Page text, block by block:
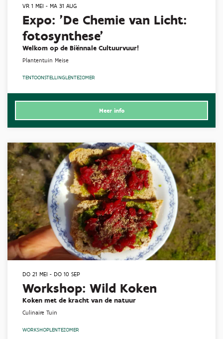
Expo: 'De Chemie van Licht:
fotosynthese'
Welkom op de Biënnale Cultuurvuur!
VR 1 MEI - MA 31 AUG
Plantentuin Meise
TENTOONSTELLINGLENTEZOMER
Meer info
Workshop: Wild Koken
Koken met de kracht van de natuur
DO 21 MEI - DO 10 SEP
Culinaire Tuin
WORKSHOPLENTEZOMER